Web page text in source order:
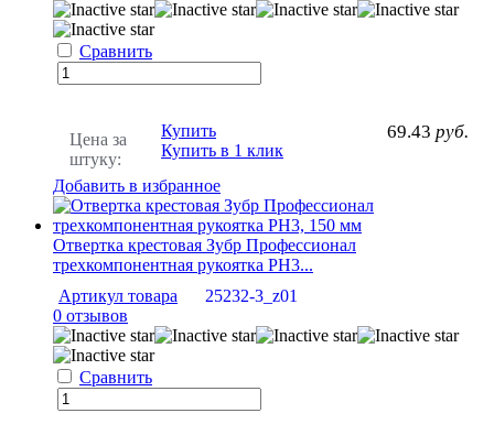
Сравнить
Цена за
штуку:
69.43 руб.
Купить
Купить в 1 клик
Добавить в избранное
Отвертка крестовая Зубр Профессионал
трехкомпонентная рукоятка PH3...
Артикул товара
25232-3_z01
0 отзывов
Сравнить